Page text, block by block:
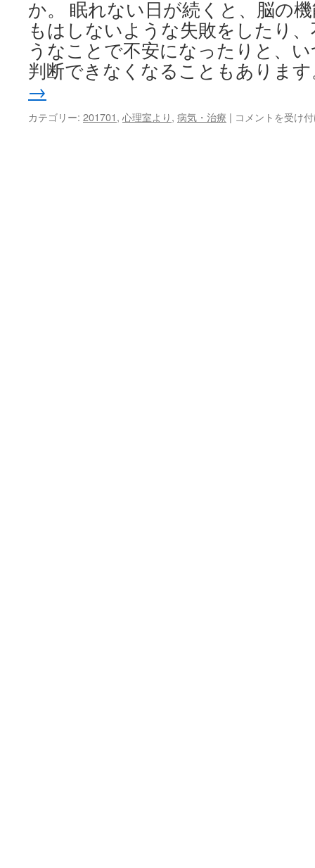
か。 眠れない日が続くと、脳の
もはしないような失敗をしたり
うなことで不安になったりと、
判断できなくなることもありま
→
カテゴリー: 201701, 心理室より, 病気・治療 | 睡
コメントを受け